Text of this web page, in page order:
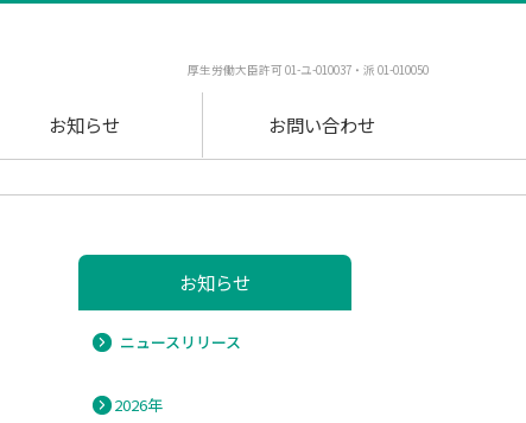
厚生労働大臣許可 01-ユ-010037・派 01-010050
お知らせ お問い合わせ
お知らせ
ニュースリリース
2026年